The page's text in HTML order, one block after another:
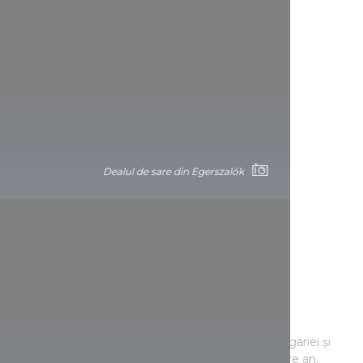
Dealul de sare din Egerszalók
Pădurea Gemenci, situată în partea centrală a Ungariei și
protejată din 1977, este unică în Europa. În fiecare an,